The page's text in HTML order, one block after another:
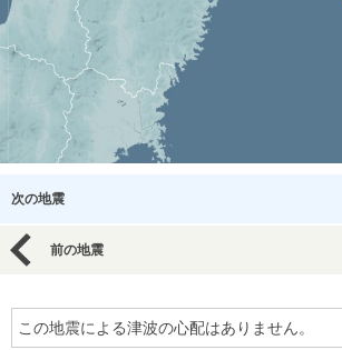
次の地震
前の地震
この地震による津波の心配はありません。